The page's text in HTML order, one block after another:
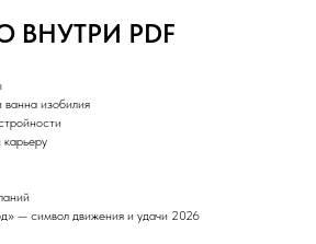
ВНУТРИ PDF
изобилия
карьеру
— символ движения и удачи 2026